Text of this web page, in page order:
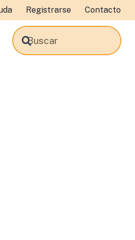
Registrarse Contacto